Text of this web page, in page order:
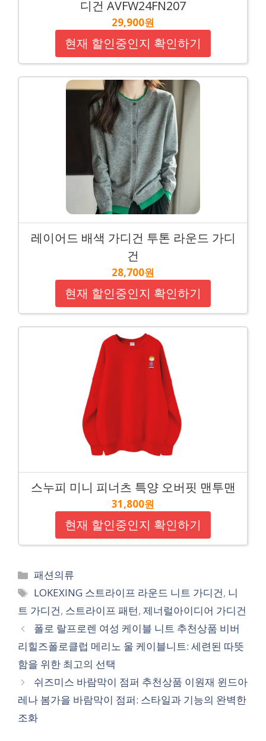
디건 AVFW24FN207
29,900원
현재 할인중인지 확인하기
레이어드 배색 가디건 투톤 라운드 가디
건
28,700원
현재 할인중인지 확인하기
스누피 미니 피너츠 특양 오버핏 맨투맨
31,800원
현재 할인중인지 확인하기
Categories
패션의류
Tags
LOKEXING 스트라이프 라운드 니트 가디건, 니
트 가디건, 스트라이프 패턴, 제너럴아이디어 가디건
폴로 랄프로렌 여성 케이블 니트 추천상품 비버
리힐즈폴로클럽 메리노 울 케이블니트: 세련된 따뜻
함을 위한 최고의 선택
쉬즈미스 바람막이 점퍼 추천상품 이원재 윈드아
레나 봄가을 바람막이 점퍼: 스타일과 기능의 완벽한
조화